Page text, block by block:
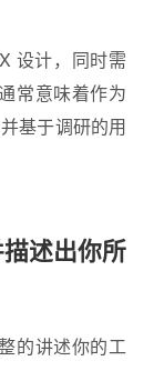
设计，同时需
常意味着作为
基于调研的用
述出你所
的讲述你的工